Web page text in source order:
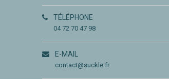
TÉLÉPHONE
04 72 70 47 98
E-MAIL
contact@suckle.fr